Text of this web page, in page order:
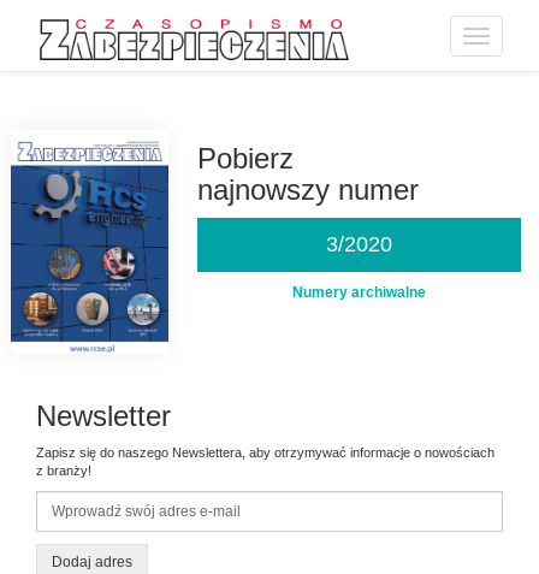
Toggle
Pobierz
najnowszy numer
3/2020
Numery archiwalne
Newsletter
Zapisz się do naszego Newslettera, aby otrzymywać informacje o nowościach
z branży!
Dodaj adres